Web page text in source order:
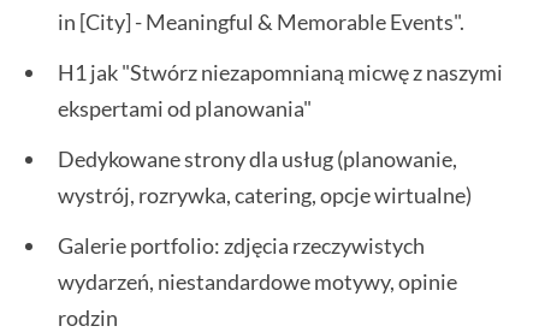
in [City] - Meaningful & Memorable Events".
H1 jak "Stwórz niezapomnianą micwę z naszymi
ekspertami od planowania"
Dedykowane strony dla usług (planowanie,
wystrój, rozrywka, catering, opcje wirtualne)
Galerie portfolio: zdjęcia rzeczywistych
wydarzeń, niestandardowe motywy, opinie
rodzin